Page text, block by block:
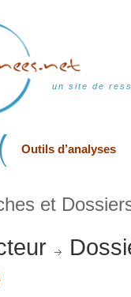
un site de
Outils d’analyses
et